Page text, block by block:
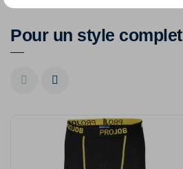
Pour un style complet